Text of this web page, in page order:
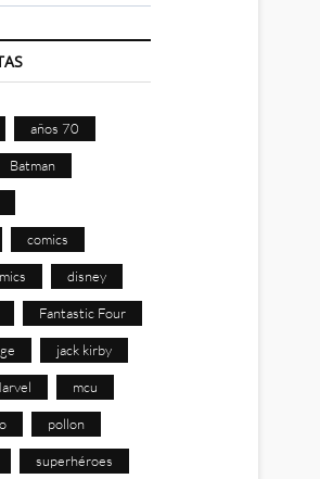
años 70
Batman
comics
disney
Fantastic Four
jack kirby
mcu
pollon
superhéroes